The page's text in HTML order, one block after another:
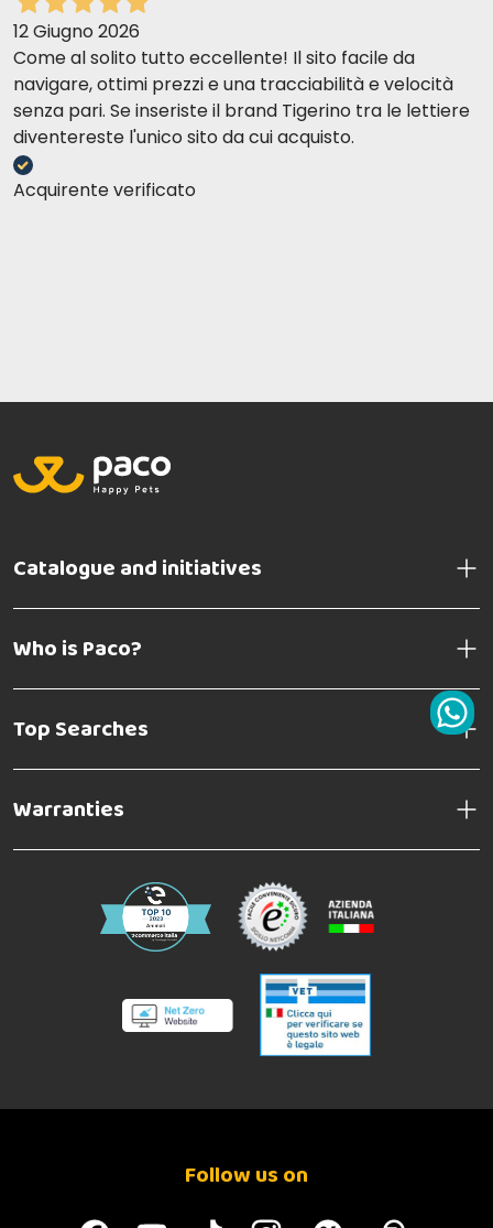
12 Giugno 2026
Come al solito tutto eccellente! Il sito facile da
navigare, ottimi prezzi e una tracciabilità e velocità
senza pari. Se inseriste il brand Tigerino tra le lettiere
diventereste l'unico sito da cui acquisto.
Acquirente verificato
Catalogue and initiatives
Who is Paco?
Top Searches
Warranties
Follow us on